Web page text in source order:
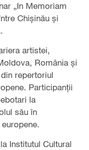
„In Memoriam
Chișinău și
artistei,
România și
repertoriul
Participanții
la
său în
Institutul Cultural